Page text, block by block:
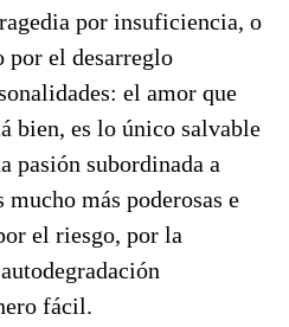
por insuficiencia, o
por el desarreglo
el amor que
bien, es lo único salvable
pasión subordinada a
más poderosas e
el riesgo, por la
fácil.